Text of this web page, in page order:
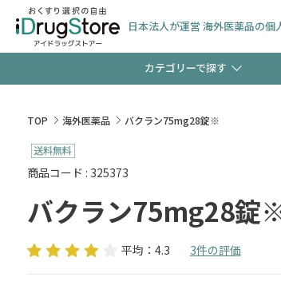
日本法人が運営 海外医薬品の個
カテゴリーで探す
検査キット 新規登録
TOP 海外医薬品 バクラン75mg28錠※
商品コード : 325373
バクラン75mg28錠
平均：4.3 3件の評価